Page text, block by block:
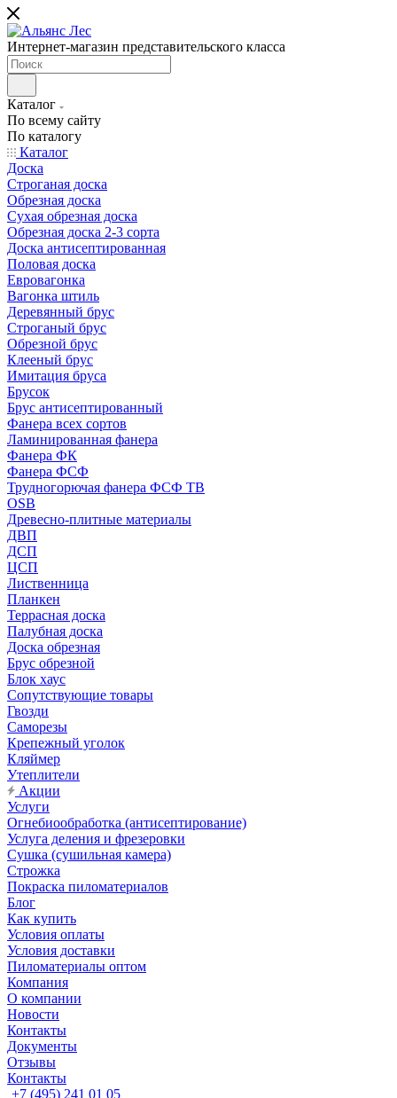
Интернет-магазин представительского класса
Каталог
По всему сайту
По каталогу
Каталог
Доска
Строганая доска
Обрезная доска
Сухая обрезная доска
Обрезная доска 2-3 сорта
Доска антисептированная
Половая доска
Евровагонка
Вагонка штиль
Деревянный брус
Строганый брус
Обрезной брус
Клееный брус
Имитация бруса
Брусок
Брус антисептированный
Фанера всех сортов
Ламинированная фанера
Фанера ФК
Фанера ФСФ
Трудногорючая фанера ФСФ ТВ
OSB
Древесно-плитные материалы
ДВП
ДСП
ЦСП
Лиственница
Планкен
Террасная доска
Палубная доска
Доска обрезная
Брус обрезной
Блок хаус
Сопутствующие товары
Гвозди
Саморезы
Крепежный уголок
Кляймер
Утеплители
Акции
Услуги
Огнебиообработка (антисептирование)
Услуга деления и фрезеровки
Сушка (сушильная камера)
Строжка
Покраска пиломатериалов
Блог
Как купить
Условия оплаты
Условия доставки
Пиломатериалы оптом
Компания
О компании
Новости
Контакты
Документы
Отзывы
Контакты
+7 (495) 241 01 05